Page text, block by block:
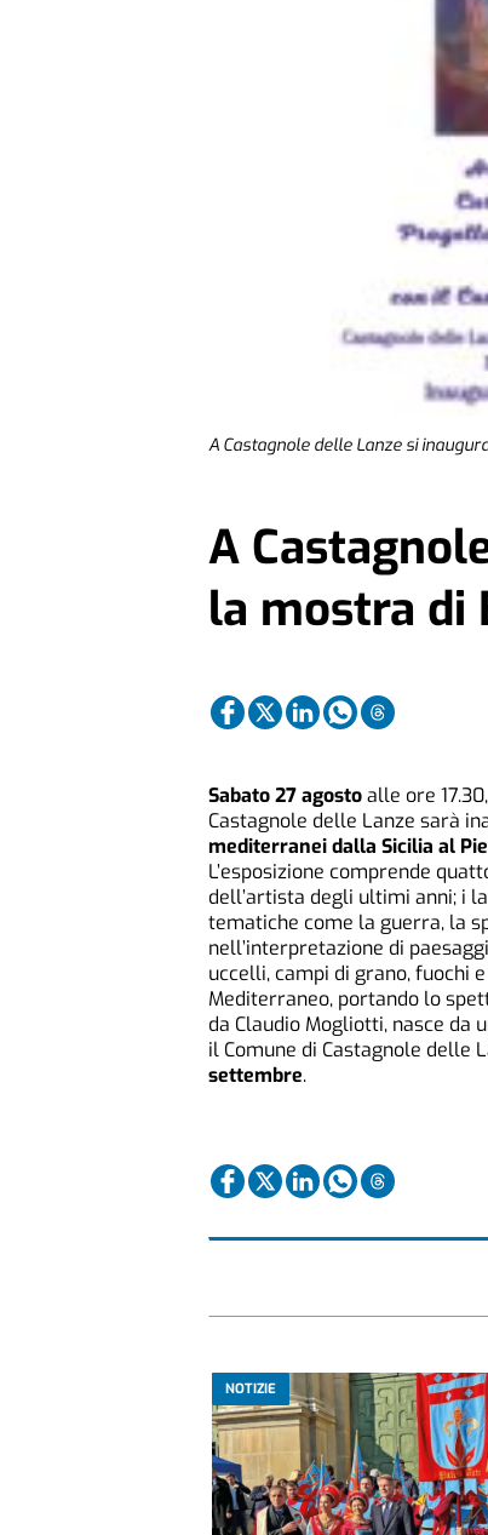
A Castagnole delle Lanze si
A
la mostra di
Sabato 27 agostoalle ore
Castagnole delle Lanze sarà
mediterranei dalla Sicilia al
L’esposizione comprende
dell’artista degli ultimi anni; i
tematiche come la guerra, la
nell’interpretazione di
uccelli, campi di grano, fuochi
Mediterraneo, portando lo
da Claudio Mogliotti, nasce da
il Comune di Castagnole delle
settembre.
NOTIZIE